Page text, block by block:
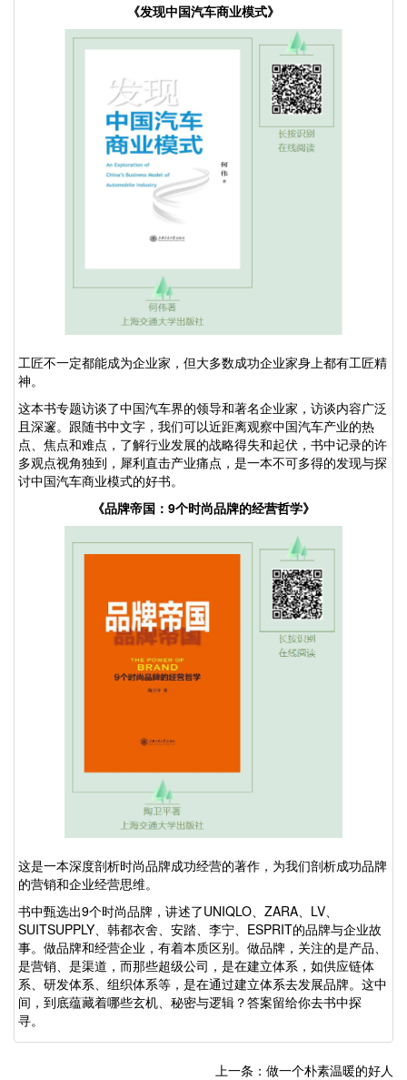
《发现中国汽车商业模式》
工匠不一定都能成为企业家，但大多数成功企业家身上都有工匠精
神。
这本书专题访谈了中国汽车界的领导和著名企业家，访谈内容广泛
且深邃。跟随书中文字，我们可以近距离观察中国汽车产业的热
点、焦点和难点，了解行业发展的战略得失和起伏，书中记录的许
多观点视角独到，犀利直击产业痛点，是一本不可多得的发现与探
讨中国汽车商业模式的好书。
《品牌帝国： 9个时尚品牌的经营哲学》
这是一本深度剖析时尚品牌成功经营的著作，为我们剖析成功品牌
的营销和企业经营思维。
书中甄选出9个时尚品牌，讲述了UNIQLO ZARA LV
SUITSUPPLY 、韩都衣舍、安踏、李宁、 ESPRIT的品牌与企业故
事。做品牌和经营企业，有着本质区别。做品牌，关注的是产品、
是营销、是渠道，而那些超级公司，是在建立体系，如供应链体
系、研发体系、组织体系等，是在通过建立体系去发展品牌。这中
间，到底蕴藏着哪些玄机、秘密与逻辑？答案留给你去书中探
寻。
上一条：做一个朴素温暖的好人